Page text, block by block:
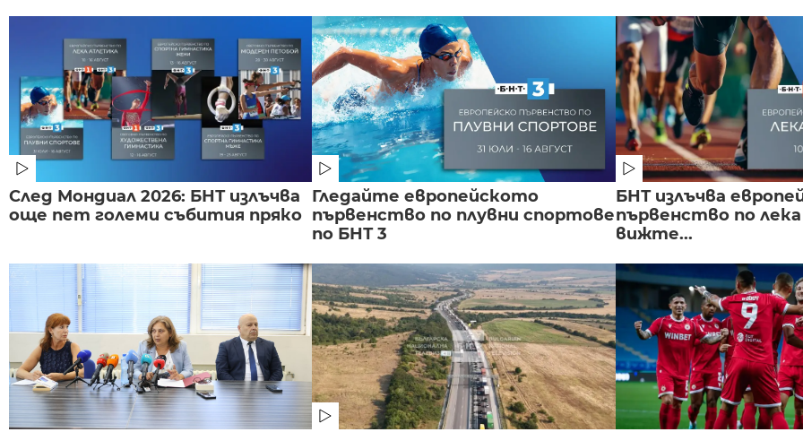
След Мондиал 2026: БНТ излъчва
още пет големи събития пряко
Гледайте европейското
първенство по плувни спортове
по БНТ 3
БНТ излъчва
първенство по
вижте...